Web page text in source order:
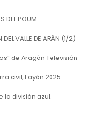
DEL POUM
VALLE DE ARÁN (1/2)
de Aragón Televisión
civil, Fayón 2025
la división azul.